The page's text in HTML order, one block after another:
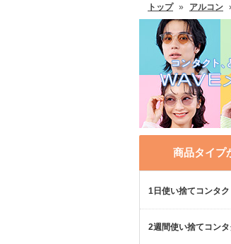
トップ » アルコン
商品タイプ
1日使い捨てコンタ
2週間使い捨てコン